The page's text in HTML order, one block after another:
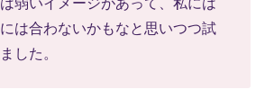
は合わないかもなと思いつつ試
した。